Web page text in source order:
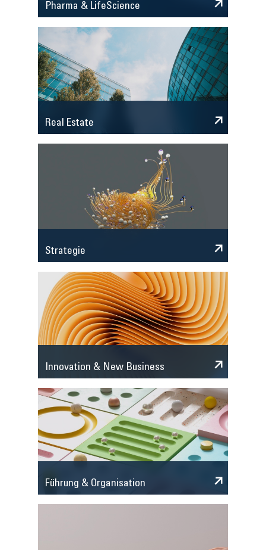
Pharma & LifeScience
Real Estate
Strategie
Innovation & New Business
Führung & Organisation